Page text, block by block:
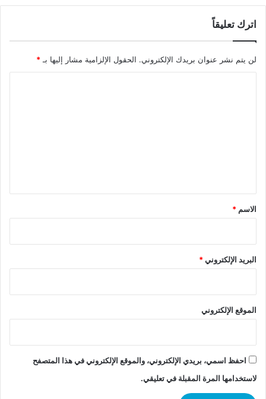
اترك تعليقاً
لن يتم نشر عنوان بريدك الإلكتروني. الحقول الإلزامية مشار إليها بـ *
*
الاسم *
البريد الإلكتروني*
الموقع الإلكتروني
احفظ اسمي، بريدي الإلكتروني، والموقع الإلكتروني في هذا المتصفح
لاستخدامها المرة المقبلة في تعليقي.